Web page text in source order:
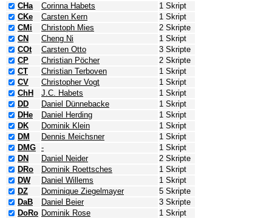
CHa
Corinna Habets
1 Skript
CKe
Carsten Kern
1 Skript
CMi
Christoph Mies
2 Skripte
CN
Cheng Ni
1 Skript
COt
Carsten Otto
3 Skripte
CP
Christian Pöcher
2 Skripte
CT
Christian Terboven
1 Skript
CV
Christopher Vogt
1 Skript
ChH
J.C. Habets
1 Skript
DD
Daniel Dünnebacke
1 Skript
DHe
Daniel Herding
1 Skript
DK
Dominik Klein
1 Skript
DM
Dennis Meichsner
1 Skript
DMG -
1 Skript
DN
Daniel Neider
2 Skripte
DRo
Dominik Roettsches
1 Skript
DW
Daniel Willems
1 Skript
DZ
Dominique Ziegelmayer
5 Skripte
DaB
Daniel Beier
3 Skripte
DoRo Dominik Rose
1 Skript